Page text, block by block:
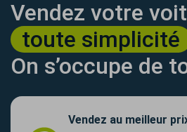
Vendez votre
toute simplicité
On s’occupe de
Vendez au meilleur